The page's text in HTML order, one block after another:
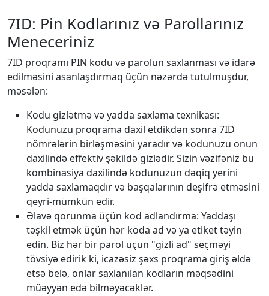
7ID: Pin Kodlarınız və Parollarınız
Meneceriniz
7ID proqramı PIN kodu və parolun saxlanması və idarə
edilməsini asanlaşdırmaq üçün nəzərdə tutulmuşdur,
məsələn:
Kodu gizlətmə və yadda saxlama texnikası:
Kodunuzu proqrama daxil etdikdən sonra 7ID
nömrələrin birləşməsini yaradır və kodunuzu onun
daxilində effektiv şəkildə gizlədir. Sizin vəzifəniz bu
kombinasiya daxilində kodunuzun dəqiq yerini
yadda saxlamaqdır və başqalarının deşifrə etməsini
qeyri-mümkün edir.
Əlavə qorunma üçün kod adlandırma: Yaddaşı
təşkil etmək üçün hər koda ad və ya etiket təyin
edin. Biz hər bir parol üçün "gizli ad" seçməyi
tövsiyə edirik ki, icazəsiz şəxs proqrama giriş əldə
etsə belə, onlar saxlanılan kodların məqsədini
müəyyən edə bilməyəcəklər.